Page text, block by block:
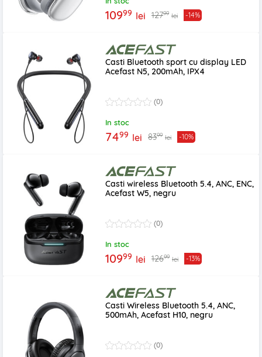
10999 lei 12799 lei -14%
Casti Bluetooth sport cu display LED
Acefast N5, 200mAh, IPX4
(0)
In stoc
7499 lei 8399 lei -10%
Casti wireless Bluetooth 5.4, ANC, ENC,
Acefast W5, negru
(0)
In stoc
10999 lei 12699 lei -13%
Casti Wireless Bluetooth 5.4, ANC,
500mAh, Acefast H10, negru
(0)